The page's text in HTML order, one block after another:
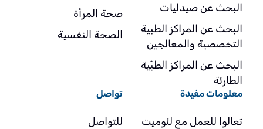
البحث عن صيدليات
البحث عن المراكز الطبية
التخصصية والمعالجين
البحث عن المراكز الطبّية
الطارئة
صحة المرأة
الصحة النفسية
معلومات مفيدة
تعالوا للعمل مع لئوميت
تواصل
للتواصل